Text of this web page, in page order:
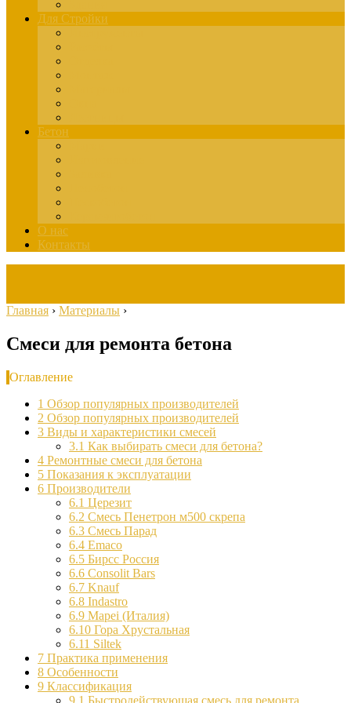
Для Стройки
Бетон
О нас
Контакты
Главная › Материалы ›
Смеси для ремонта бетона
Оглавление
1 Обзор популярных производителей
2 Обзор популярных производителей
3 Виды и характеристики смесей
3.1 Как выбирать смеси для бетона?
4 Ремонтные смеси для бетона
5 Показания к эксплуатации
6 Производители
6.1 Церезит
6.2 Смесь Пенетрон м500 скрепа
6.3 Смесь Парад
6.4 Emaco
6.5 Бирсс Россия
6.6 Consolit Bars
6.7 Knauf
6.8 Indastro
6.9 Mapei (Италия)
6.10 Гора Хрустальная
6.11 Siltek
7 Практика применения
8 Особенности
9 Классификация
9.1 Быстродействующая смесь для ремонта